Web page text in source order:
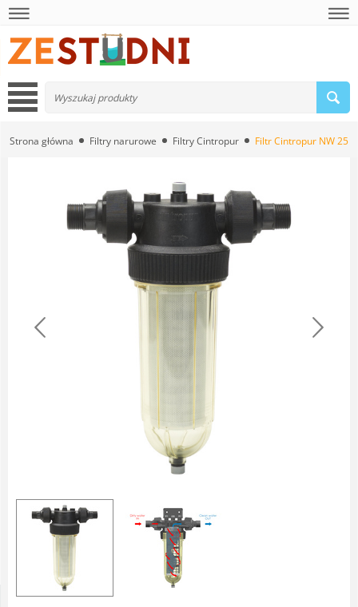
Strona główna Filtry narurowe Filtry Cintropur Filtr Cintropur NW 25